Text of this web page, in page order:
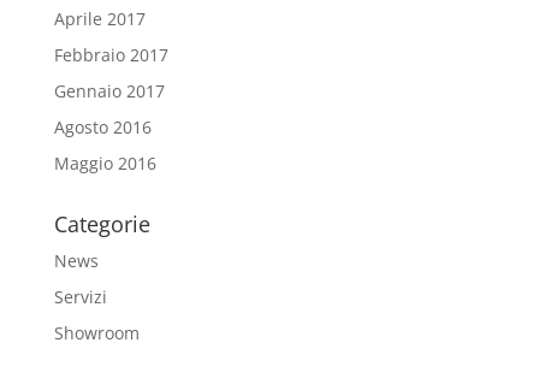
Aprile 2017
Febbraio 2017
Gennaio 2017
Agosto 2016
Maggio 2016
Categorie
News
Servizi
Showroom